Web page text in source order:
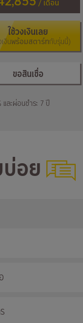
/ เดือน
ใช้วงเงินเลย
งินพร้อมสตาร์ทกับรุ่นนี้)
ขอสินเชื่อ
ละผ่อนชำระ 7 ปี
อย